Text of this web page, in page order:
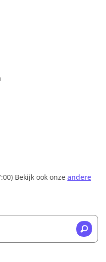
Bekijk ook onze andere